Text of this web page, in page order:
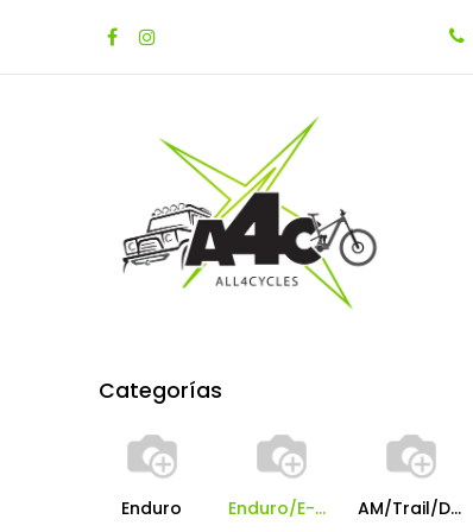
Inicio Tienda
Categorías
Enduro Enduro/E-MTB/DH AM/Trail/Down country